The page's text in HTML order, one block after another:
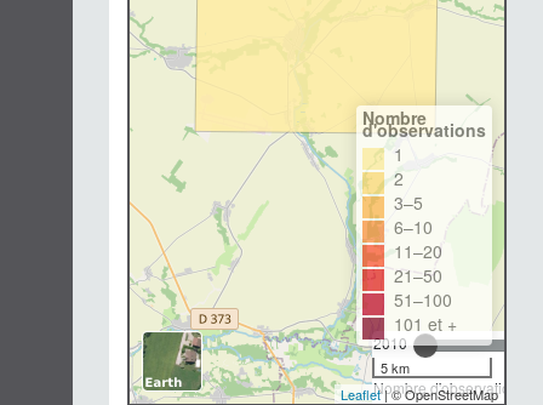
2010
Nombre d'observations-
Nombre
d'observations
1
2
3–5
6–10
11–20
21–50
51–100
101 et +
5 km
Leaflet| © OpenStreetMap